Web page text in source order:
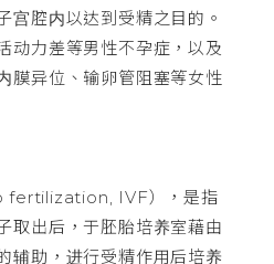
宫腔内以达到受精之目的。
动力差等男性不孕症，以及
膜异位、输卵管阻塞等女性
fertilization, IVF），是指
取出后，于胚胎培养室藉由
辅助，进行受精作用后培养